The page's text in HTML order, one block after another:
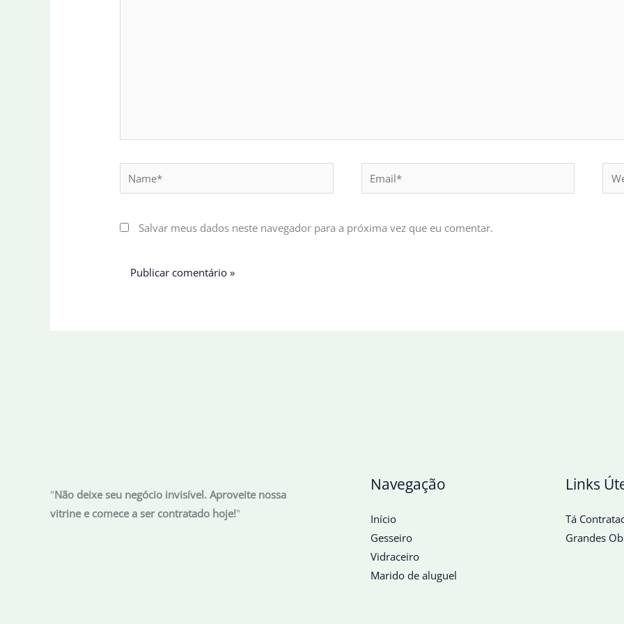
Salvar meus dados neste navegador para a próxima vez que eu comentar.
"Não deixe seu negócio invisível. Aproveite nossa
vitrine e comece a ser contratado hoje!"
Navegação
Início
Gesseiro
Vidraceiro
Marido de aluguel
Links
Tá
Grandes